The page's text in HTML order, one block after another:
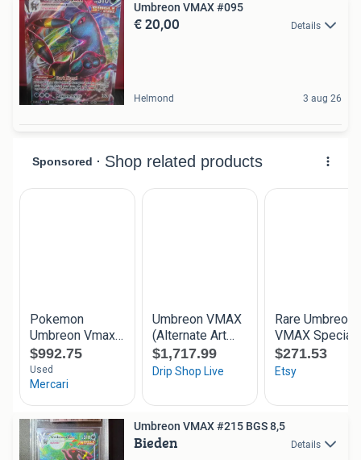
Umbreon VMAX #095
€ 20,00 Details
Helmond 3 aug 26
Umbreon VMAX #215 BGS 8,5
Bieden Details